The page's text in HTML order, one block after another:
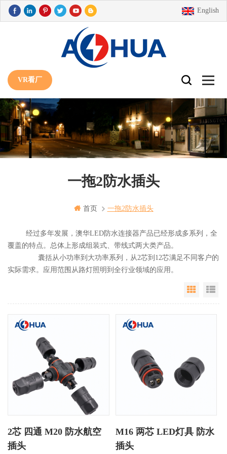
English
VR看厂
一拖2防水插头
首页 一拖2防水插头
经过多年发展，澳华LED防水连接器产品已经形成多系列，全
覆盖的特点。总体上形成组装式、带线式两大类产品。
囊括从小功率到大功率系列，从2芯到12芯满足不同客户的
实际需求。应用范围从路灯照明到全行业领域的应用。
Grid
2芯 四通 M20 防水航空
插头
M16 两芯 LED灯具 防水
插头